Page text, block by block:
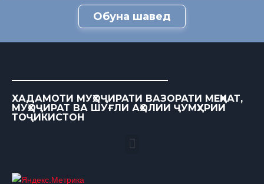
Обуна шавед
ХАДАМОТИ МУҲОҶИРАТИ ВАЗОРАТИ МЕҲНАТ,
МУҲОҶИРАТ ВА ШУҒЛИ АҲОЛИИ ҶУМҲУРИИ
ТОҶИКИСТОН